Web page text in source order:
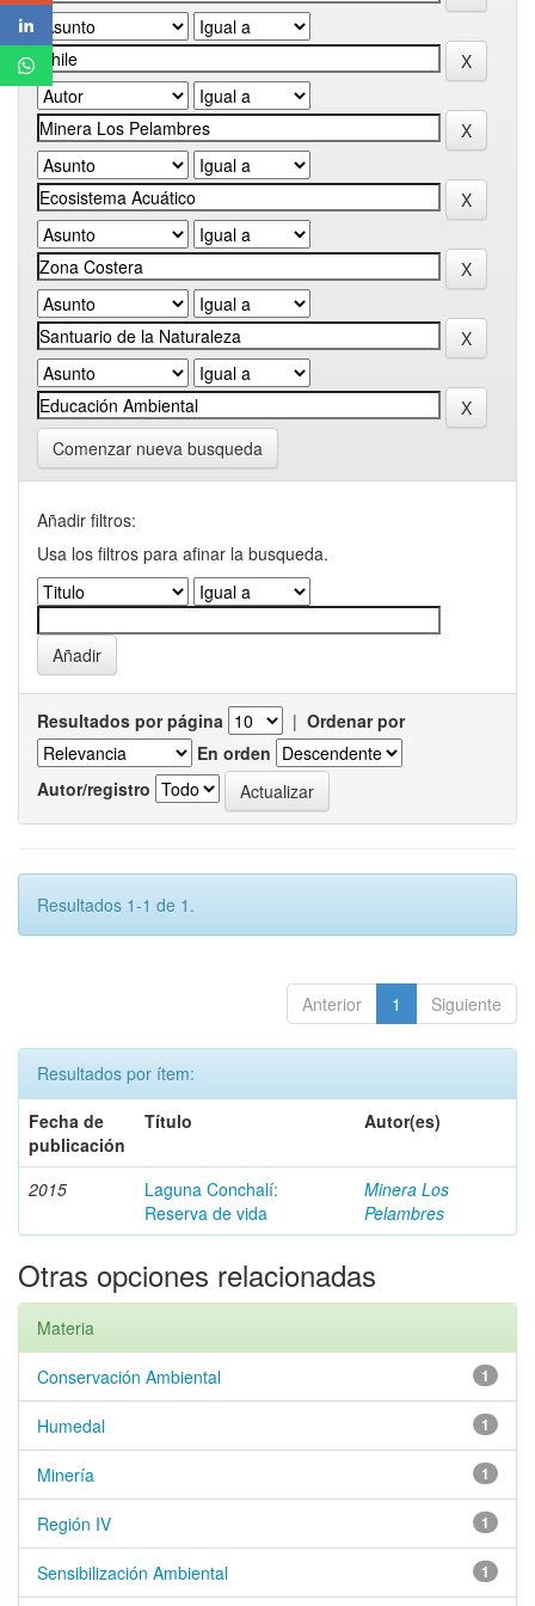
Comenzar nueva busqueda
Añadir filtros:
Usa los filtros para afinar la busqueda.
Resultados por página | Ordenar por
En orden
Autor/registro
Resultados 1-1 de 1.
Anterior 1 Siguiente
Resultados por ítem:
Fecha de
publicación
Título Autor(es)
2015
Laguna Conchalí:
Reserva de vida
Minera Los
Pelambres
Otras opciones relacionadas
Materia
1
Conservación Ambiental
1
Humedal
1
Minería
1
Región IV
1
Sensibilización Ambiental